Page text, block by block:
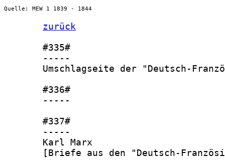
Quelle: MEW 1 1839 - 1844
zurück